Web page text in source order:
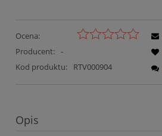
Ocena:
Producent: -
Kod produktu:
RTV000904
Opis